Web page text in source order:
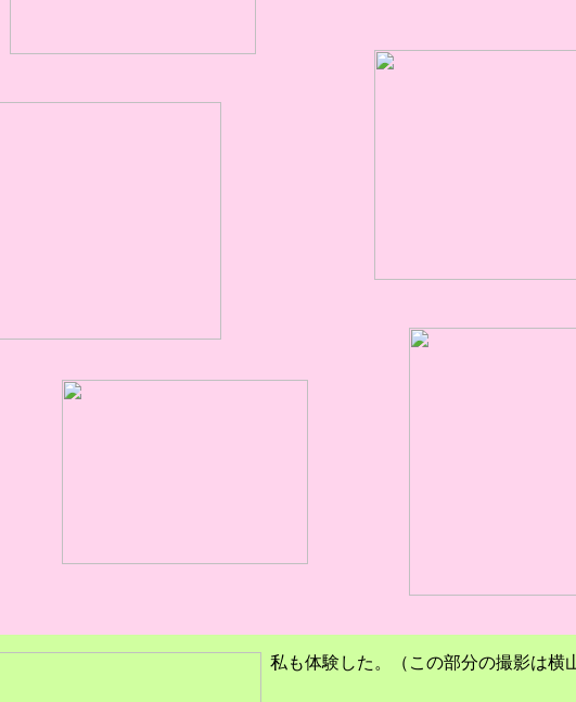
私も体験した。（この部分の撮影は横